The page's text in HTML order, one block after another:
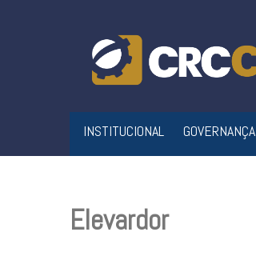
INSTITUCIONAL GOVERNANÇA
Elevardor